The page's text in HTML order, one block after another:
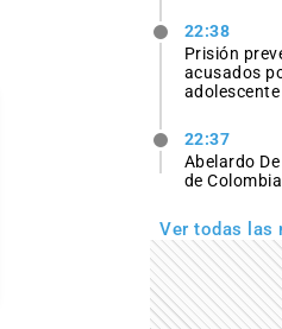
22:38
Prisión
acusados
22:37
Abelardo
de Colombia
Ver todas las